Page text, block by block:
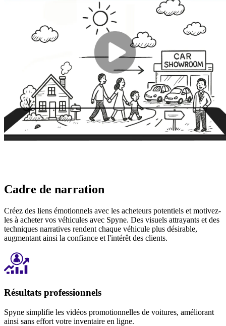
Cadre de narration
Créez des liens émotionnels avec les acheteurs potentiels et motivez-
les à acheter vos véhicules avec Spyne. Des visuels attrayants et des
techniques narratives rendent chaque véhicule plus désirable,
augmentant ainsi la confiance et l'intérêt des clients.
Résultats professionnels
Spyne simplifie les vidéos promotionnelles de voitures, améliorant
ainsi sans effort votre inventaire en ligne.